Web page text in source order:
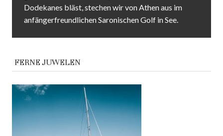
zwar gemeinhin als kämpferisch, ist noch selten
etwas Vernünftiges dabei herausgekommen, wenn
FERNE JUWELEN